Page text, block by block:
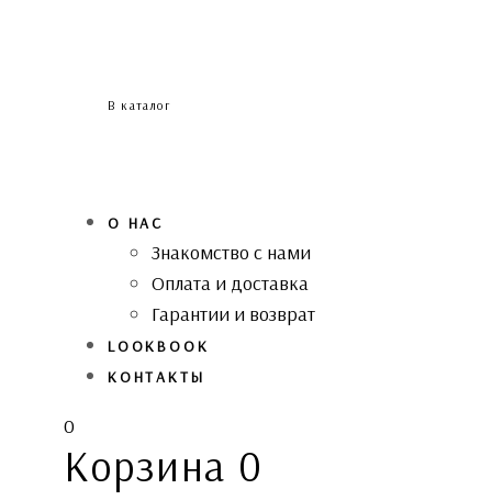
В каталог
О НАС
Знакомство с нами
Оплата и доставка
Гарантии и возврат
LOOKBOOK
КОНТАКТЫ
0
Корзина 0